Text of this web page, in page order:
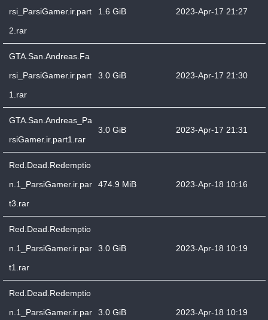
rsi_ParsiGamer.ir.part
2.rar
1.6 GiB 2023-Apr-17 21:27
GTA.San.Andreas.Fa
rsi_ParsiGamer.ir.part
1.rar
3.0 GiB 2023-Apr-17 21:30
GTA.San.Andreas_Pa
rsiGamer.ir.part1.rar
3.0 GiB 2023-Apr-17 21:31
Red.Dead.Redemptio
n.1_ParsiGamer.ir.par
t3.rar
474.9 MiB 2023-Apr-18 10:16
Red.Dead.Redemptio
n.1_ParsiGamer.ir.par
t1.rar
3.0 GiB 2023-Apr-18 10:19
Red.Dead.Redemptio
n.1_ParsiGamer.ir.par
3.0 GiB 2023-Apr-18 10:19